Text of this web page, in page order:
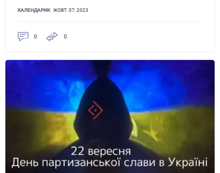
КАЛЕНДАРИК ЖОВТ. 07, 2023
0 0